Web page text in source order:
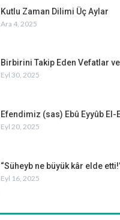
Kutlu Zaman Dilimi Üç Aylar
Ara 4, 2025
Birbirini Takip Eden Vefatlar
Eyl 30, 2025
Efendimiz (sas) Ebû Eyyûb El-
Eyl 20, 2025
“Süheyb ne büyük kâr elde
Eyl 16, 2025